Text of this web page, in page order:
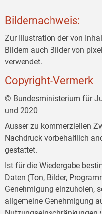
Bildernachweis:
Zur Illustration der von
Bildern auch Bilder von
verwendet.
Copyright-Vermerk
© Bundesministerium für
und 2020
Ausser zu kommerziellen
Nachdruck vorbehaltlich
gestattet.
Ist für die Wiedergabe
Daten (Ton, Bilder,
Genehmigung einzuholen,
allgemeine Genehmigung